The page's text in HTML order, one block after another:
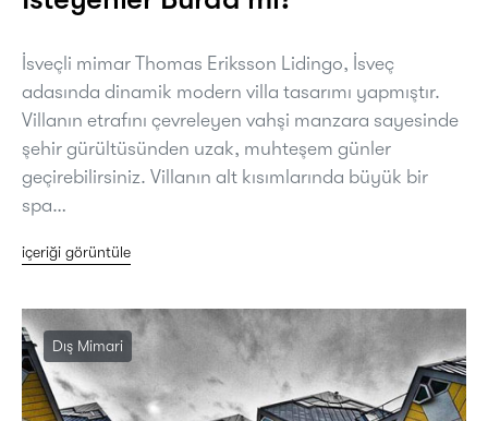
İsveçli mimar Thomas Eriksson Lidingo, İsveç
adasında dinamik modern villa tasarımı yapmıştır.
Villanın etrafını çevreleyen vahşi manzara sayesinde
şehir gürültüsünden uzak, muhteşem günler
geçirebilirsiniz. Villanın alt kısımlarında büyük bir
spa…
içeriği görüntüle
Dış Mimari